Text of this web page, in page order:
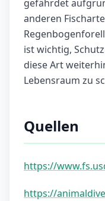
gefährdet
anderen
ist wichtig,
diese Art
Lebensraum zu
Quellen
https://
https://